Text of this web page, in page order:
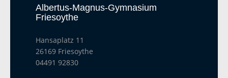
Albertus-Magnus-Gymnasium
Friesoythe
Hansaplatz 11
26169 Friesoythe
04491 92830